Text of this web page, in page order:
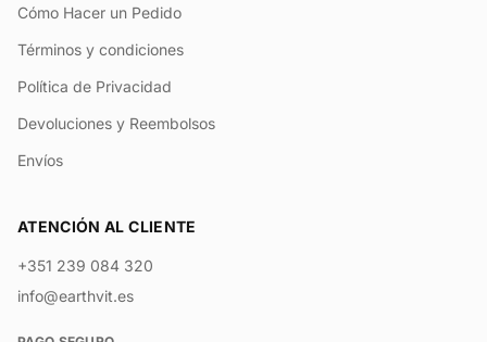
Cómo Hacer un Pedido
Términos y condiciones
Política de Privacidad
Devoluciones y Reembolsos
Envíos
ATENCIÓN AL CLIENTE
+351 239 084 320
info@earthvit.es